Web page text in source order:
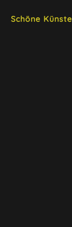
Schöne Künste